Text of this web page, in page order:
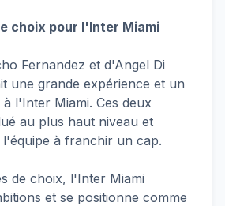
choix pour l'Inter Miami
Fernandez et d'Angel Di
une grande expérience et un
l'Inter Miami. Ces deux
au plus haut niveau et
à franchir un cap.
de choix, l'Inter Miami
et se positionne comme